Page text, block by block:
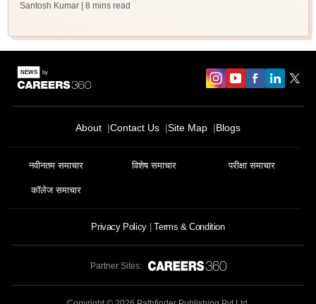
Santosh Kumar | 8 mins read
About Contact Us Site Map Blogs
नवीनतम समाचार विशेष समाचार परीक्षा समाचार
कॉलेज समाचार
Privacy Policy Terms & Condition
Partner Sites: